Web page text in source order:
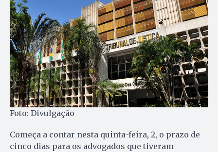
Foto: Divulgação
Começa a contar nesta quinta-feira, 2, o prazo de
cinco dias para os advogados que tiveram